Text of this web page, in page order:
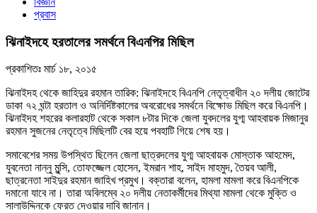
প্রবাস
ঝিনাইদহে হরতালের সমর্থনে বিএনপির মিছিল
প্রকাশিতঃ মার্চ ১৮, ২০১৫
ঝিনাইদহ থেকে জাহিদুর রহমান তারিক: ঝিনাইদহে বিএনপি নেতৃত্বাধীন ২০ দলীয় জোটের
ডাকা ৭২ ঘন্টা হরতাল ও অনির্দিষ্টকালের অবরোধের সমর্থনে বিক্ষোভ মিছিল করে বিএনপি।
ঝিনাইদহ শহরের কলারহাট থেকে সকাল ৮টার দিকে জেলা যুবদলের যুগ্ম আহবায়ক মিজানুর
রহমান সুজনের নেতৃত্বে মিছিলটি বের হয়ে পবহাটি গিয়ে শেষ হয়।
সমাবেশের সময় উপস্থিত ছিলেন জেলা ছাত্রদলের যুগ্ম আহবায়ক মোস্তাক আহমেদ,
যুবনেতা নান্নু মুন্সি, তোফজ্জেল হোসেন, ইমরান শাহ, সাইদ মাহমুদ, তৈয়ব আলী,
ছাত্রনেতা সাইদুর রহমান জাহিখ প্রমুখ। বক্তারা বলেন, হামলা মামলা করে বিএনপিকে
দমানো যাবে না। তারা অবিলম্বে ২০ দলীয় নেতাকর্মীদের মিথ্যা মামলা থেকে মুক্তি ও
সালাউদ্দিনকে ফেরত দেওয়ার দাবি জানান।